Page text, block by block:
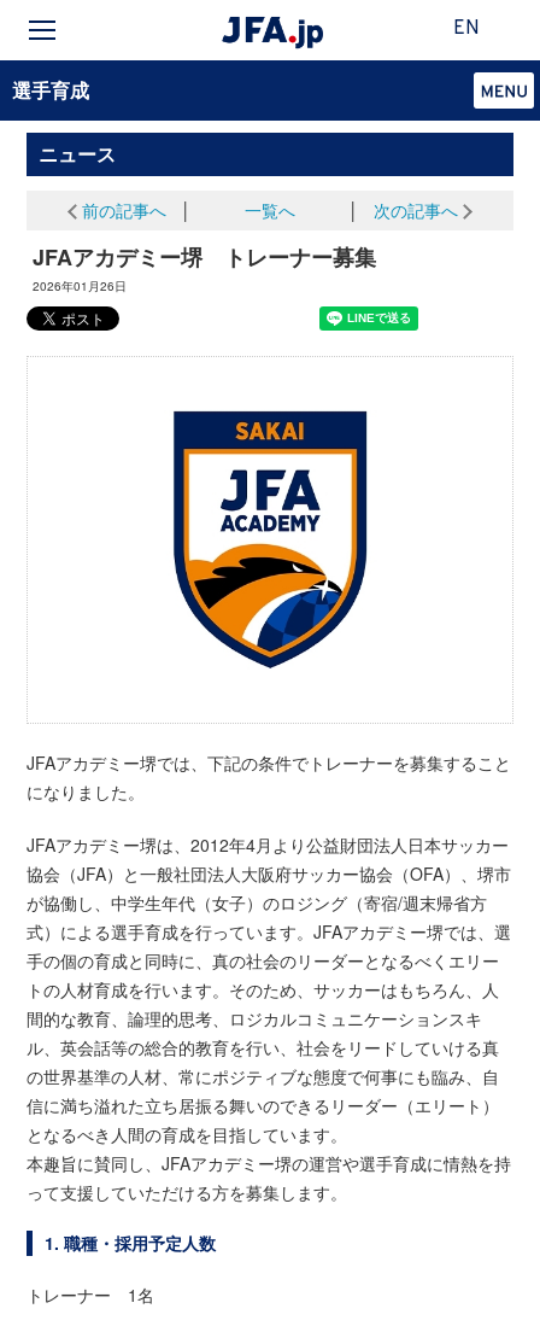
EN
選手育成
ニュース
前の記事へ 一覧へ 次の記事へ
JFAアカデミー堺 トレーナー募集
2026年01月26日
JFAアカデミー堺では、下記の条件でトレーナーを募集すること
になりました。
JFAアカデミー堺は、2012年4月より公益財団法人日本サッカー
協会（JFA）と一般社団法人大阪府サッカー協会（OFA）、堺市
が協働し、中学生年代（女子）のロジング（寄宿/週末帰省方
式）による選手育成を行っています。JFAアカデミー堺では、選
手の個の育成と同時に、真の社会のリーダーとなるべくエリー
トの人材育成を行います。そのため、サッカーはもちろん、人
間的な教育、論理的思考、ロジカルコミュニケーションスキ
ル、英会話等の総合的教育を行い、社会をリードしていける真
の世界基準の人材、常にポジティブな態度で何事にも臨み、自
信に満ち溢れた立ち居振る舞いのできるリーダー（エリート）
となるべき人間の育成を目指しています。
本趣旨に賛同し、JFAアカデミー堺の運営や選手育成に情熱を持
って支援していただける方を募集します。
1. 職種・採用予定人数
トレーナー 1名